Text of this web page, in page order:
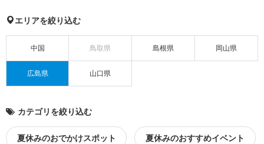
エリアを絞り込む
中国 鳥取県 島根県 岡山県
広島県 山口県
カテゴリを絞り込む
夏休みのおでかけスポット 夏休みのおすすめイベント